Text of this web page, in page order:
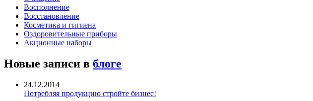
Восполнение
Восстановление
Косметика и гигиена
Оздоровительные приборы
Акционные наборы
Новые записи в блоге
24.12.2014
Потребляя продукцию стройте бизнес!